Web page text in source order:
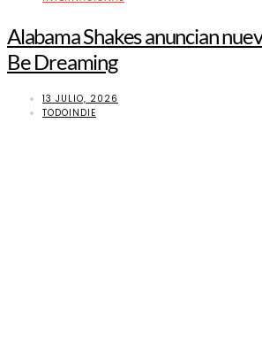
Alabama Shakes anuncian
Be Dreaming
13 JULIO, 2026
TODOINDIE